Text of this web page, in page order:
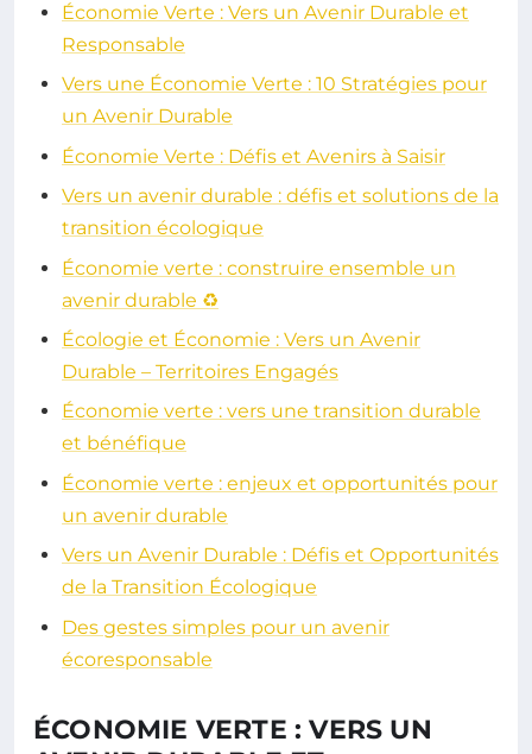
Économie Verte : Vers un Avenir Durable et
Responsable
Vers une Économie Verte : 10 Stratégies pour
un Avenir Durable
Économie Verte : Défis et Avenirs à Saisir
Vers un avenir durable : défis et solutions de la
transition écologique
Économie verte : construire ensemble un
avenir durable ♻️
Écologie et Économie : Vers un Avenir
Durable – Territoires Engagés
Économie verte : vers une transition durable
et bénéfique
Économie verte : enjeux et opportunités pour
un avenir durable
Vers un Avenir Durable : Défis et Opportunités
de la Transition Écologique
Des gestes simples pour un avenir
écoresponsable
ÉCONOMIE VERTE : VERS UN